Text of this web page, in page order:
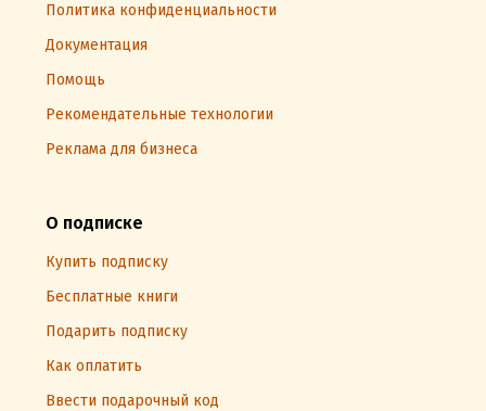
Политика конфиденциальности
Документация
Помощь
Рекомендательные технологии
Реклама для бизнеса
О подписке
Купить подписку
Бесплатные книги
Подарить подписку
Как оплатить
Ввести подарочный код